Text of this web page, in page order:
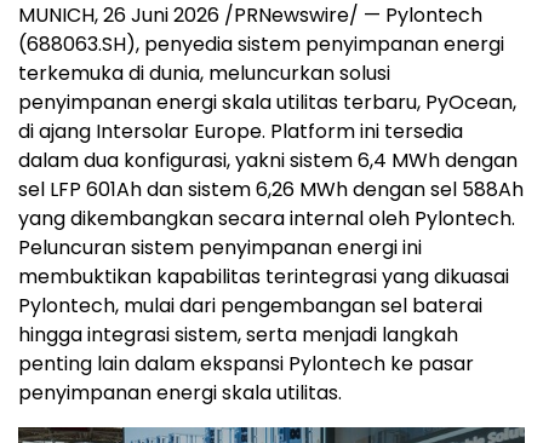
MUNICH, 26 Juni 2026 /PRNewswire/ — Pylontech
(688063.SH), penyedia sistem penyimpanan energi
terkemuka di dunia, meluncurkan solusi
penyimpanan energi skala utilitas terbaru, PyOcean,
di ajang Intersolar Europe. Platform ini tersedia
dalam dua konfigurasi, yakni sistem 6,4 MWh dengan
sel LFP 601Ah dan sistem 6,26 MWh dengan sel 588Ah
yang dikembangkan secara internal oleh Pylontech.
Peluncuran sistem penyimpanan energi ini
membuktikan kapabilitas terintegrasi yang dikuasai
Pylontech, mulai dari pengembangan sel baterai
hingga integrasi sistem, serta menjadi langkah
penting lain dalam ekspansi Pylontech ke pasar
penyimpanan energi skala utilitas.